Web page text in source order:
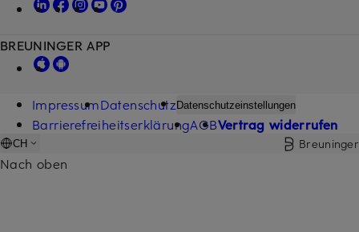
BREUNINGER APP
ImpressumDatenschutzDatenschutzeinstellungen
BarrierefreiheitserklärungAGBVertrag widerrufen
CH Breuninger
Nach oben